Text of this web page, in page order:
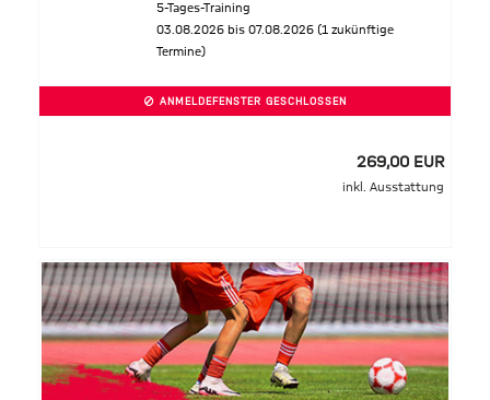
5-Tages-Training
03.08.2026 bis 07.08.2026 (1 zukünftige
Termine)
ANMELDEFENSTER GESCHLOSSEN
269,00 EUR
inkl. Ausstattung